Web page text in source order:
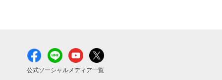
公式ソーシャルメディア一覧